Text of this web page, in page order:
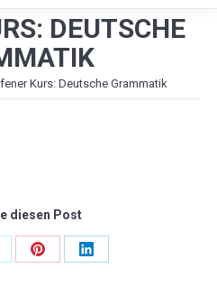
DEUTSCHE
Kurs: Deutsche Grammatik
diesen Post
Share
Share